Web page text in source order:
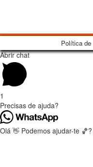
Política de
Abrir chat
1
Precisas de ajuda?
Olá 👋 Podemos ajudar-te 🏀?